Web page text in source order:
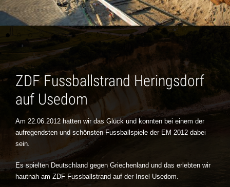
ZDF Fussballstrand Heringsdorf
auf Usedom
Am 22.06.2012 hatten wir das Glück und konnten bei einem der
aufregendsten und schönsten Fussballspiele der EM 2012 dabei
sein.
Es spielten Deutschland gegen Griechenland und das erlebten wir
hautnah am ZDF Fussballstrand auf der Insel Usedom.